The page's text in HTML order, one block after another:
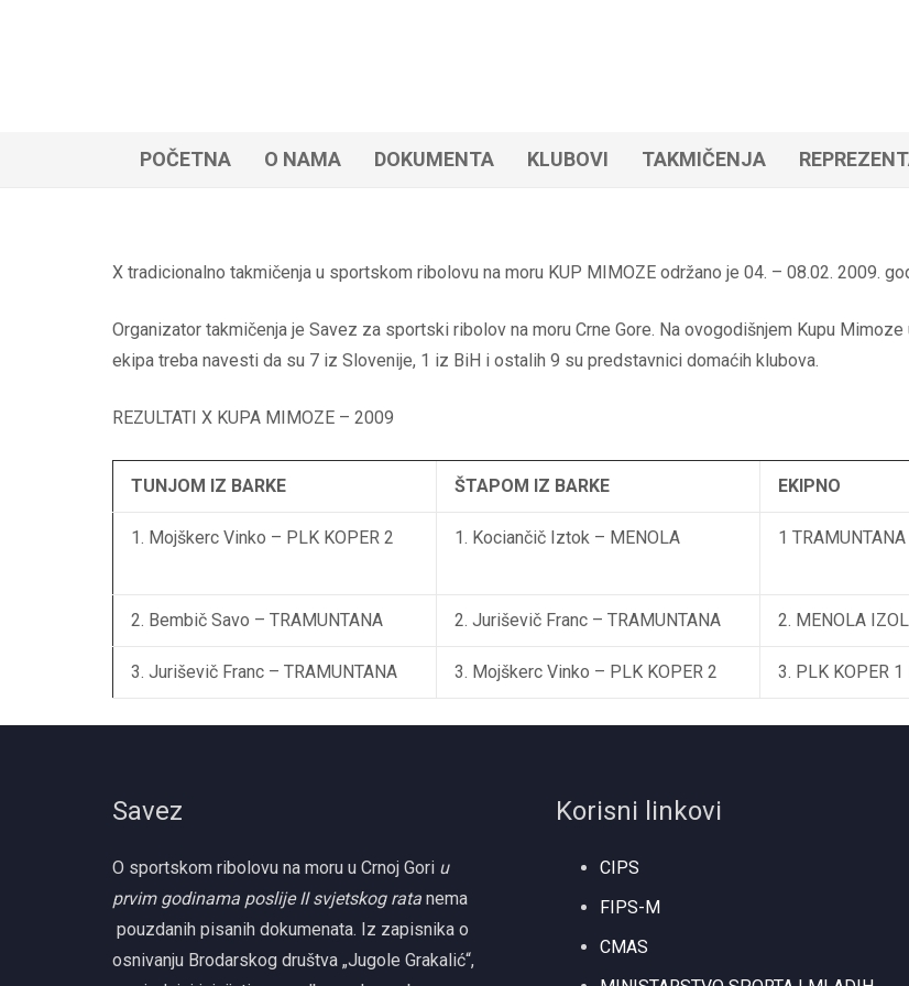
POČETNA O NAMA DOKUMENTA KLUBOVI TAKMIČENJA
X tradicionalno takmičenja u sportskom ribolovu na moru KUP MIMOZE održano je 04. – 08.02. 2009.
Organizator takmičenja je Savez za sportski ribolov na moru Crne Gore. Na ovogodišnjem Kupu
ekipa treba navesti da su 7 iz Slovenije, 1 iz BiH i ostalih 9 su predstavnici domaćih klubova.
REZULTATI X KUPA MIMOZE – 2009
TUNJOM IZ BARKE ŠTAPOM IZ BARKE EKIPNO
1. Mojškerc Vinko – PLK KOPER 2 1. Kociančič Iztok – MENOLA 1
2. Bembič Savo – TRAMUNTANA 2. Juriševič Franc – TRAMUNTANA 2. MENOLA
3. Juriševič Franc – TRAMUNTANA 3. Mojškerc Vinko – PLK KOPER 2 3. PLK KOPER 1
Savez
O sportskom ribolovu na moru u Crnoj Gori u
prvim godinama poslije II svjetskog rata nema
pouzdanih pisanih dokumenata. Iz zapisnika o
osnivanju Brodarskog društva „Jugole Grakalić“,
Korisni linkovi
CIPS
FIPS-M
CMAS